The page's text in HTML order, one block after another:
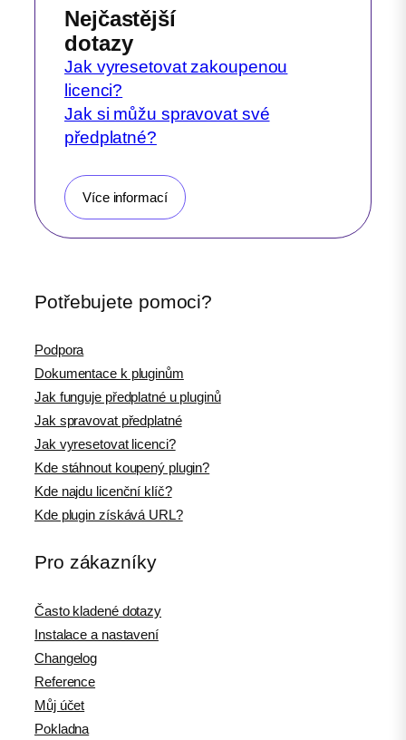
Nejčastější
dotazy
Jak vyresetovat zakoupenou
licenci?
Jak si můžu spravovat své
předplatné?
Více informací
Potřebujete pomoci?
Podpora
Dokumentace k pluginům
Jak funguje předplatné u pluginů
Jak spravovat předplatné
Jak vyresetovat licenci?
Kde stáhnout koupený plugin?
Kde najdu licenční klíč?
Kde plugin získává URL?
Pro zákazníky
Často kladené dotazy
Instalace a nastavení
Changelog
Reference
Můj účet
Pokladna